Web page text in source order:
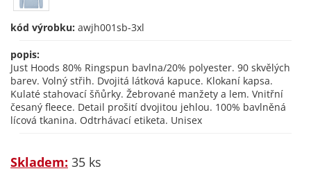
kód výrobku: awjh001sb-3xl
popis:
Just Hoods 80% Ringspun bavlna/20% polyester. 90 skvělých
barev. Volný střih. Dvojitá látková kapuce. Klokaní kapsa.
Kulaté stahovací šňůrky. Žebrované manžety a lem. Vnitřní
česaný fleece. Detail prošití dvojitou jehlou. 100% bavlněná
lícová tkanina. Odtrhávací etiketa. Unisex
Skladem: 35 ks